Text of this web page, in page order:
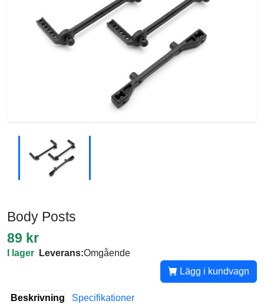
Body Posts
89 kr
I lager Leverans:Omgående
Lägg i kundvagn
Beskrivning Specifikationer